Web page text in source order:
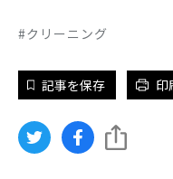
クリーニング
記事を保存 印